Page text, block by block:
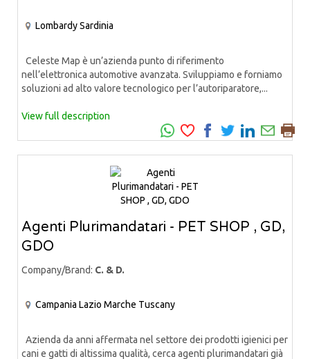
LombardySardinia
Celeste Map è un’azienda punto di riferimento
nell’elettronica automotive avanzata. Sviluppiamo e forniamo
soluzioni ad alto valore tecnologico per l’autoriparatore,...
View full description
Agenti Plurimandatari - PET SHOP , GD,
GDO
Company/Brand: C. & D.
Campania Lazio Marche Tuscany
Azienda da anni affermata nel settore dei prodotti igienici per
cani e gatti di altissima qualità, cerca agenti plurimandatari già